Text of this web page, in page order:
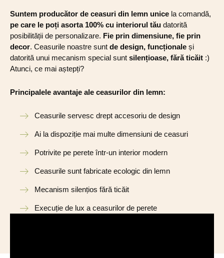
Suntem producător de ceasuri din lemn unice la comandă,
pe care le poți asorta 100% cu interiorul tău datorită
posibilității de personalizare. Fie prin dimensiune, fie prin
decor. Ceasurile noastre sunt de design, funcționale și
datorită unui mecanism special sunt silențioase, fără ticăit :)
Atunci, ce mai aștepți?
Principalele avantaje ale ceasurilor din lemn:
Ceasurile servesc drept accesoriu de design
Ai la dispoziție mai multe dimensiuni de ceasuri
Potrivite pe perete într-un interior modern
Ceasurile sunt fabricate ecologic din lemn
Mecanism silențios fără ticăit
Execuție de lux a ceasurilor de perete